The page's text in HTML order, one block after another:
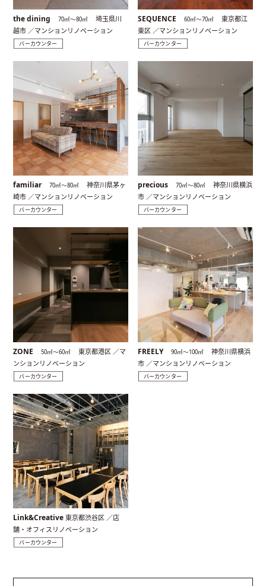
the dining 70㎡〜80㎡
埼玉県川
越市 ／マンションリノベーション
バーカウンター
SEQUENCE 60㎡〜70㎡
東京都江
東区 ／マンションリノベーション
バーカウンター
familiar 70㎡〜80㎡
神奈川県茅ヶ
崎市 ／マンションリノベーション
バーカウンター
precious 70㎡〜80㎡
神奈川県横浜
市 ／マンションリノベーション
バーカウンター
ZONE 50㎡〜60㎡
東京都港区 ／マ
ンションリノベーション
バーカウンター
FREELY 90㎡〜100㎡
神奈川県横浜
市 ／マンションリノベーション
バーカウンター
Link&Creative東京都渋谷区 ／店
舗・オフィスリノベーション
バーカウンター